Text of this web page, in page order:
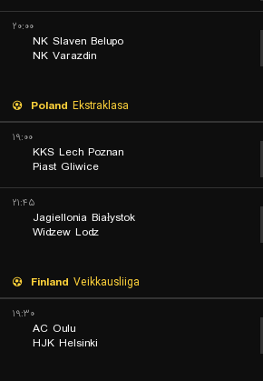
۲۰:۰۰
NK Slaven Belupo
NK Varazdin
Poland Ekstraklasa
۱۹:۰۰
KKS Lech Poznan
Piast Gliwice
۲۱:۴۵
Jagiellonia Białystok
Widzew Lodz
Finland Veikkausliiga
۱۹:۳۰
AC Oulu
HJK Helsinki